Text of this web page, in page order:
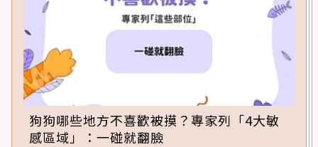
狗狗哪些地方不喜歡被摸？專家列「4大敏
感區域」：一碰就翻臉